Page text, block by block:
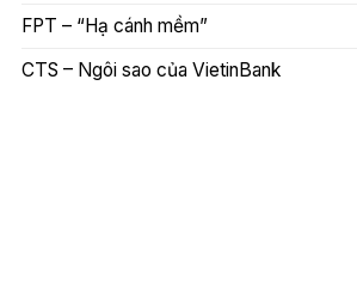
FPT – “Hạ cánh mềm”
CTS – Ngôi sao của VietinBank